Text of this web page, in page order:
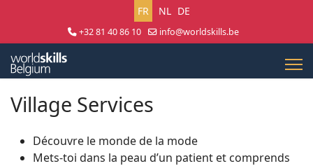
Sélectionnez votre langue
FR NL DE
+32 81 40 86 10
info@worldskills.be
Village Services
Découvre le monde de la mode
Mets-toi dans la peau d’un patient et comprends